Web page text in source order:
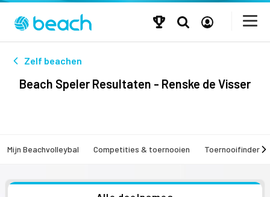
Zelf beachen
Beach Speler Resultaten - Renske de Visser
Mijn Beachvolleybal Competities & toernooien Toernooifinder